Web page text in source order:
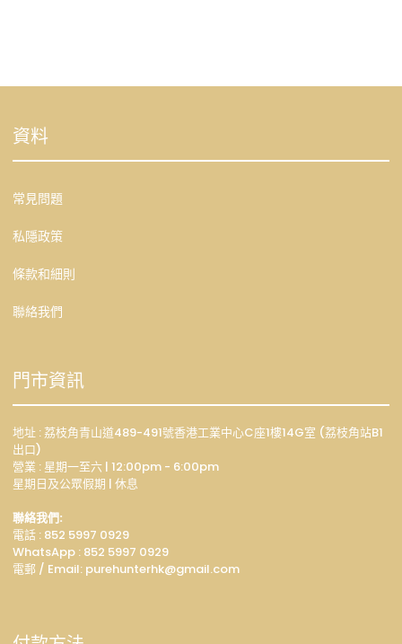
資料
常見問題
私隱政策
條款和細則
聯絡我們
門市資訊
地址 : 荔枝角青山道489-491號香港工業中心C座1樓14G室 (荔枝角站B1
出口)
營業 : 星期一至六 | 12:00pm - 6:00pm
星期日及公眾假期 | 休息
聯絡我們:
電話 : 852 5997 0929
WhatsApp : 852 5997 0929
電郵 / Email: purehunterhk@gmail.com